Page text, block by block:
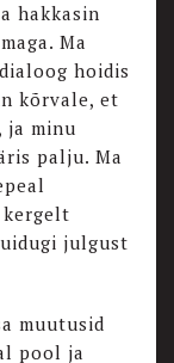
hakkasin
Ma
hoidis
kõrvale, et
ja minu
palju. Ma
kergelt
julgust
muutusid
pool ja